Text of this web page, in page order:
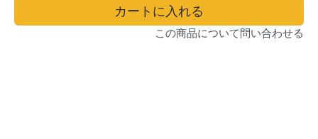
カートに入れる
この商品について問い合わせる